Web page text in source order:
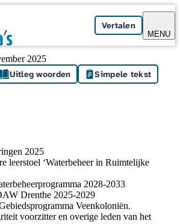
Vertalen
MENU
2025
Uitleg woorden Simpele tekst
2025
leerstoel ‘Waterbeheer in Ruimtelijke
2028-2033
Drenthe 2025-2029
Veenkoloniën.
voorzitter en overige leden van het